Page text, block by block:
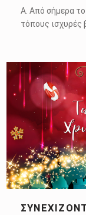
Α. Από σήμερα
τόπους ισχυρές